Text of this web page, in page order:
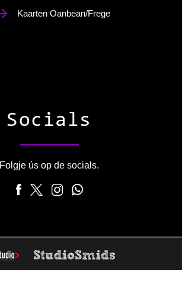
Kaarten Oanbean/Frege
Socials
Folgje ús op de socials.